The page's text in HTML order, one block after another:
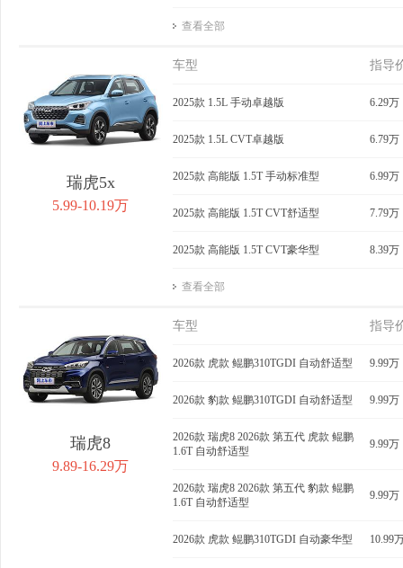
查看全部
瑞虎5x
5.99-10.19万
车型 指导
2025款 1.5L 手动卓越版 6.29万
2025款 1.5L CVT卓越版 6.79万
2025款 高能版 1.5T 手动标准型 6.99万
2025款 高能版 1.5T CVT舒适型 7.79万
2025款 高能版 1.5T CVT豪华型 8.39万
查看全部
瑞虎8
9.89-16.29万
车型 指导
2026款 虎款 鲲鹏310TGDI 自动舒适型 9.99万
2026款 豹款 鲲鹏310TGDI 自动舒适型 9.99万
2026款 瑞虎8 2026款 第五代 虎款 鲲鹏
1.6T 自动舒适型
9.99万
2026款 瑞虎8 2026款 第五代 豹款 鲲鹏
1.6T 自动舒适型
9.99万
2026款 虎款 鲲鹏310TGDI 自动豪华型 10.99